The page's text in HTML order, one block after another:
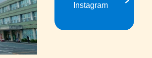
Instagram